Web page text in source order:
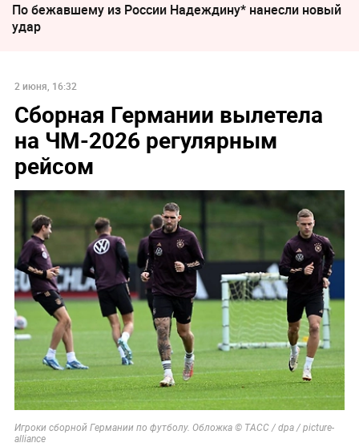
По бежавшему из России Надеждину* нанесли новый
удар
2 июня, 16:32
Сборная Германии вылетела
на ЧМ-2026 регулярным
рейсом
Игроки сборной Германии по футболу. Обложка © ТАСС / dpa / picture-
alliance